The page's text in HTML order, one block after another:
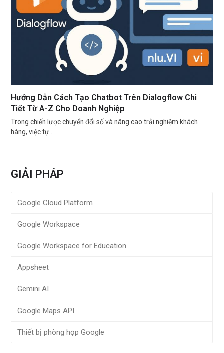
Hướng Dẫn Cách Tạo Chatbot Trên Dialogflow Chi
Tiết Từ A-Z Cho Doanh Nghiệp
Trong chiến lược chuyển đổi số và nâng cao trải nghiệm khách
hàng, việc tự…
GIẢI PHÁP
Google Cloud Platform
Google Workspace
Google Workspace for Education
Appsheet
Gemini AI
Google Maps API
Thiết bị phòng họp Google